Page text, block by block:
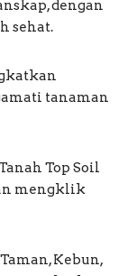
dengan
sehat.
tanaman
Top Soil
mengklik
Kebun,